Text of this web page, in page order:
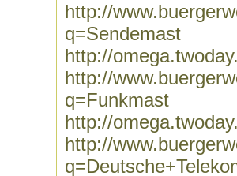
http://
q=Sendemast
http://
http://
q=Funkmast
http://
http://